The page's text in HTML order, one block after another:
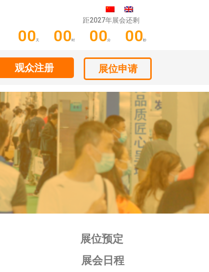
距2027年展会还剩
00天 00时 00分 00秒
观众注册 展位申请
展位预定
展会日程